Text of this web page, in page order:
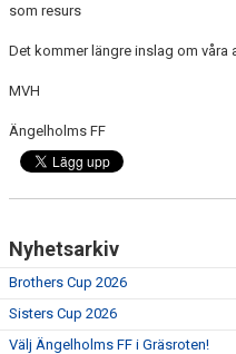
som resurs
Det kommer längre inslag om våra
MVH
Ängelholms FF
Nyhetsarkiv
Brothers Cup 2026
Sisters Cup 2026
Välj Ängelholms FF i Gräsroten!